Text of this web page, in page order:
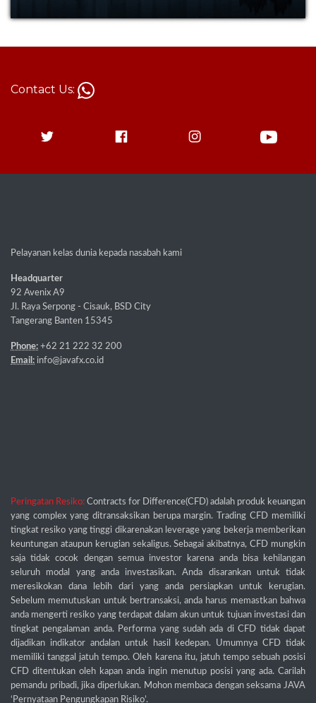
Contact Us:
Pelayanan kelas dunia kepada nasabah kami
Headquarter
92 Avenix A9
Jl. Raya Serpong - Cisauk, BSD City
Tangerang Banten 15345
Phone: +62 21 222 32 200
Email: info@javafx.co.id
Peringatan Resiko: Contracts for Difference(CFD) adalah produk keuangan
yang complex yang ditransaksikan berupa margin. Trading CFD memiliki
tingkat resiko yang tinggi dikarenakan leverage yang bekerja memberikan
keuntungan ataupun kerugian sekaligus. Sebagai akibatnya, CFD mungkin
saja tidak cocok dengan semua investor karena anda bisa kehilangan
seluruh modal yang anda investasikan. Anda disarankan untuk tidak
meresikokan dana lebih dari yang anda persiapkan untuk kerugian.
Sebelum memutuskan untuk bertransaksi, anda harus memastkan bahwa
anda mengerti resiko yang terdapat dalam akun untuk tujuan investasi dan
tingkat pengalaman anda. Performa yang sudah ada di CFD tidak dapat
dijadikan indikator andalan untuk hasil kedepan. Umumnya CFD tidak
memiliki tanggal jatuh tempo. Oleh karena itu, jatuh tempo sebuah posisi
CFD ditentukan oleh kapan anda ingin menutup posisi yang ada. Carilah
pemandu pribadi, jika diperlukan. Mohon membaca dengan seksama JAVA
‘Pernyataan Pengungkapan Risiko’.